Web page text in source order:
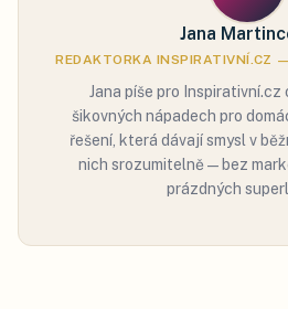
Jana
REDAKTORKA INSPIRATIVNÍ.CZ
Jana píše pro Inspirativní.cz
šikovných nápadech pro
řešení, která dávají smysl v
nich srozumitelně — bez
prázdných